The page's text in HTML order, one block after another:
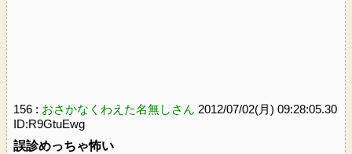
156 : おさかなくわえた名無しさん 2012/07/02(月) 09:28:05.30
ID:R9GtuEwg
誤診めっちゃ怖い